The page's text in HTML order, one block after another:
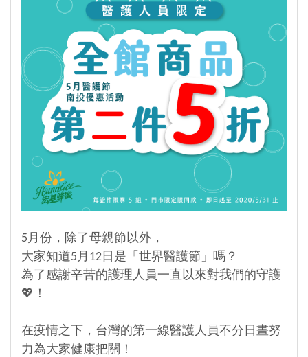
5月份，除了母親節以外，
大家知道5月12日是「世界醫護節」嗎？
為了感謝辛苦的護理人員一直以來對我們的守護
💖！
在疫情之下，台灣的第一線醫護人員不分日晝努
力為大家健康把關！